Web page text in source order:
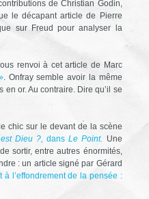
de Christian Godin,
le décapant article de Pierre
sur Freud pour analyser la
renvoi à cet article de Marc
. Onfray semble avoir la même
or. Au contraire. Dire qu’il se
chic sur le devant de la scène
Dieu ?,dansLe Point.
Une
sortir, entre autres énormités,
: un article signé par Gérard
à l’effondrement de la pensée :